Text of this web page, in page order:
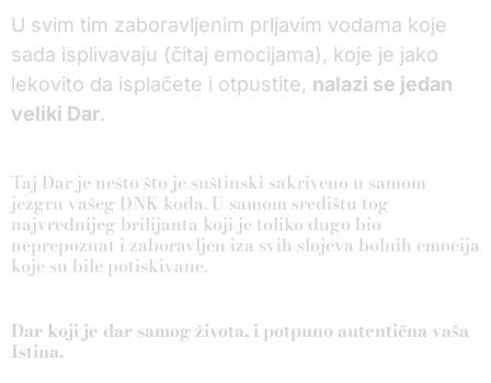
U svim tim zaboravljenim prljavim vodama koje
sada isplivavaju (čitaj emocijama), koje je jako
lekovito da isplačete i otpustite, nalazi se jedan
veliki Dar.
Taj Dar je nešto što je suštinski sakriveno u samom
jezgru vašeg DNK koda. U samom središtu tog
najvrednijeg brilijanta koji je toliko dugo bio
neprepoznat i zaboravljen iza svih slojeva bolnih emocija
koje su bile potiskivane.
Dar koji je dar samog života, i potpuno autentična vaša
Istina.